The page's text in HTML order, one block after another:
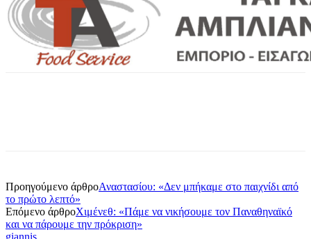
Προηγούμενο άρθροΑναστασίου: «Δεν μπήκαμε στο παιχνίδι από
το πρώτο λεπτό»
Επόμενο άρθροΧιμένεθ: «Πάμε να νικήσουμε τον Παναθηναϊκό
και να πάρουμε την πρόκριση»
giannis